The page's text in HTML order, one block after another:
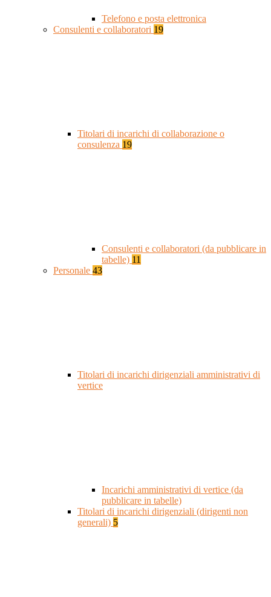
Telefono e posta elettronica
Consulenti e collaboratori 19
Titolari di incarichi di collaborazione o
consulenza 19
Consulenti e collaboratori (da pubblicare in
tabelle) 11
Personale 43
Titolari di incarichi dirigenziali amministrativi di
vertice
Incarichi amministrativi di vertice (da
pubblicare in tabelle)
Titolari di incarichi dirigenziali (dirigenti non
generali) 5